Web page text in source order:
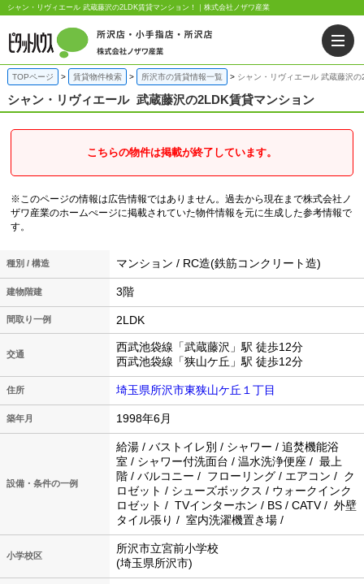
シャン・リヴィエール 武蔵藤沢の2LDK賃貸マンション！｜株式会社ノザワ産業
TOPページ 賃貸物件検索 所沢市の賃貸情報一覧 シャン・リヴィエール 武蔵藤沢
シャン・リヴィエール 武蔵藤沢の2LDK賃貸マンション
こちらの物件は掲載が終了しています。
※このページの情報は広告情報ではありません。過去から現在まで株式会社ノ
ザワ産業のホームぺージに掲載されていた物件情報を元に生成した参考情報で
す。
種別 / 構造 マンション / RC造(鉄筋コンクリート造)
建物階建 3階
間取り一例 2LDK
交通
西武池袋線「武蔵藤沢」駅 徒歩12分
西武池袋線「狭山ケ丘」駅 徒歩12分
住所 埼玉県所沢市東狭山ケ丘１丁目
築年月 1998年6月
設備・条件の一例
給湯 / バストイレ別 / シャワー / 追焚機能浴
室 / シャワー付洗面台 / 温水洗浄便座 / 最上
階 / バルコニー / フローリング / エアコン / ク
ロゼット / シューズボックス / ウォークインク
ロゼット / TVインターホン / BS / CATV / 外壁
タイル張り / 室内洗濯機置き場 /
小学校区
所沢市立宮前小学校
(埼玉県所沢市)